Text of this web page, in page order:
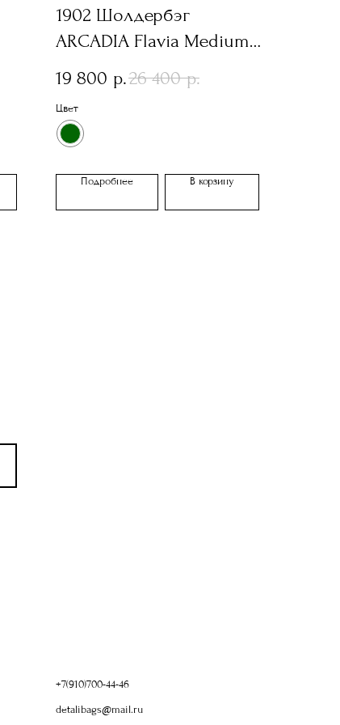
1902 Шолдербэг
ARCADIA Flavia Medium
Cocco
19 800 р.26 400 р.
Цвет
Подробнее В корзину
+7(910)700-44-46
detalibags@mail.ru